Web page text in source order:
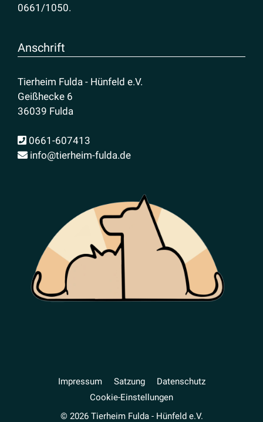
0661/1050.
Anschrift
Tierheim Fulda - Hünfeld e.V.
Geißhecke 6
36039 Fulda
0661-607413
info@tierheim-fulda.de
Impressum Satzung
Daten­schutz
Cookie-Einstellungen
© 2026 Tierheim Fulda - Hünfeld e.V.